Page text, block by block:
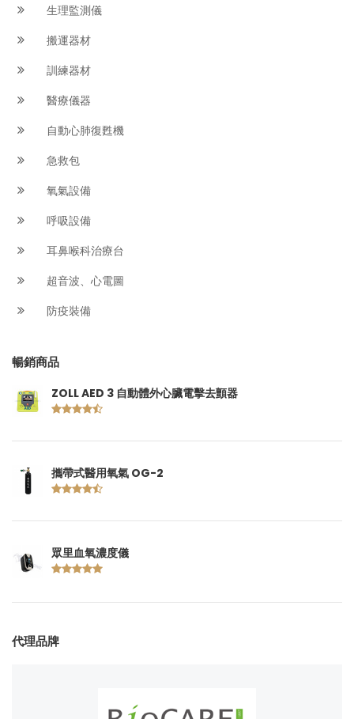
生理監測儀
搬運器材
訓練器材
醫療儀器
自動心肺復甦機
急救包
氧氣設備
呼吸設備
耳鼻喉科治療台
超音波、心電圖
防疫裝備
暢銷商品
ZOLL AED 3 自動體外心臟電擊去顫器
攜帶式醫用氧氣 OG-2
眾里血氧濃度儀
代理品牌